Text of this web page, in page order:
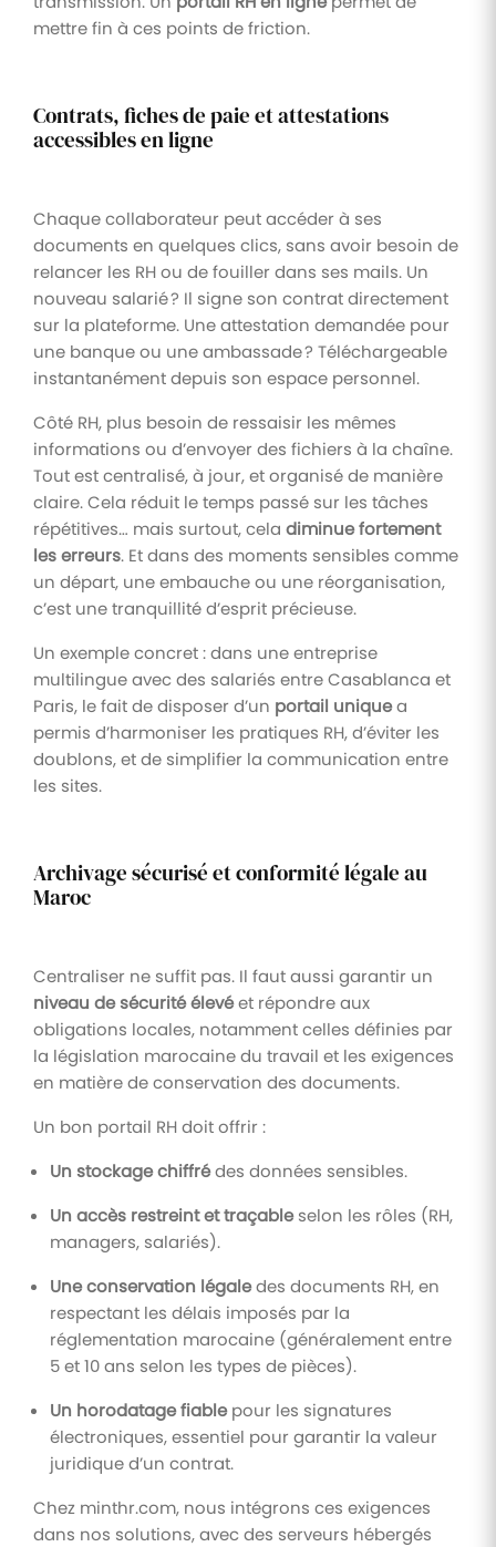
mettre fin à ces points de friction.
Contrats, fiches de paie et attestations
accessibles en ligne
Chaque collaborateur peut accéder à ses
documents en quelques clics, sans avoir besoin de
relancer les RH ou de fouiller dans ses mails. Un
nouveau salarié ? Il signe son contrat directement
sur la plateforme. Une attestation demandée pour
une banque ou une ambassade ? Téléchargeable
instantanément depuis son espace personnel.
Côté RH, plus besoin de ressaisir les mêmes
informations ou d’envoyer des fichiers à la chaîne.
Tout est centralisé, à jour, et organisé de manière
claire. Cela réduit le temps passé sur les tâches
répétitives… mais surtout, cela diminue fortement
les erreurs. Et dans des moments sensibles comme
un départ, une embauche ou une réorganisation,
c’est une tranquillité d’esprit précieuse.
Un exemple concret : dans une entreprise
multilingue avec des salariés entre Casablanca et
Paris, le fait de disposer d’un portail uniquea
permis d’harmoniser les pratiques RH, d’éviter les
doublons, et de simplifier la communication entre
les sites.
Archivage sécurisé et conformité légale au
Maroc
Centraliser ne suffit pas. Il faut aussi garantir un
niveau de sécurité élevéet répondre aux
obligations locales, notamment celles définies par
la législation marocaine du travail et les exigences
en matière de conservation des documents.
Un bon portail RH doit offrir :
Un stockage chiffrédes données sensibles.
Un accès restreint et traçableselon les rôles (RH,
managers, salariés).
Une conservation légaledes documents RH, en
respectant les délais imposés par la
réglementation marocaine (généralement entre
5 et 10 ans selon les types de pièces).
Un horodatage fiablepour les signatures
électroniques, essentiel pour garantir la valeur
juridique d’un contrat.
Chez minthr.com, nous intégrons ces exigences
dans nos solutions, avec des serveurs hébergés